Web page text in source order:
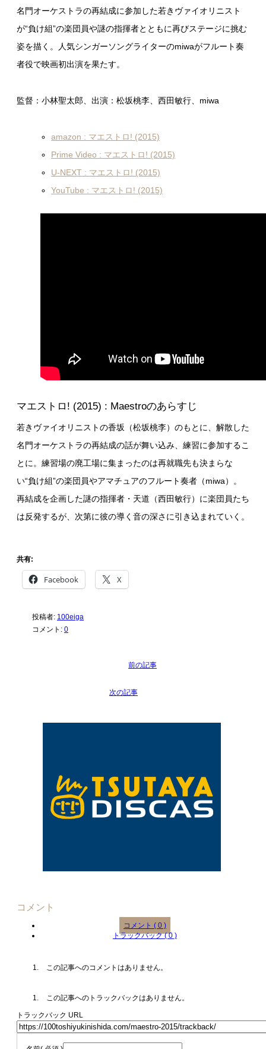
名門オーケストラの再結成に参加した若きヴァイオリニスト
が“負け組”の楽団員や謎の指揮者とともに再びステージに挑む
姿を描く。人気シンガーソングライターのmiwaがフルート奏
者役で映画初出演を果たす。
監督：小林聖太郎、出演：松坂桃李、西田敏行、miwa
amazon : マエストロ! (2015)
Prime Video : マエストロ! (2015)
U-NEXT : マエストロ! (2015)
YouTube : マエストロ! (2015)
マエストロ! (2015) : Maestroのあらすじ
若きヴァイオリニストの香坂（松坂桃李）のもとに、解散した
名門オーケストラの再結成の話が舞い込み、練習に参加するこ
とに。練習場の廃工場に集まったのは再就職先も決まらな
い“負け組”の楽団員やアマチュアのフルート奏者（miwa）。
再結成を企画した謎の指揮者・天道（西田敏行）に楽団員たち
は反発するが、次第に彼の導く音の深さに引き込まれていく。
共有:
Facebook X
投稿者: 100eiga
コメント: 0
コメント
コメント ( 0 )
トラックバック ( 0 )
この記事へのコメントはありません。
この記事へのトラックバックはありません。
トラックバック URL